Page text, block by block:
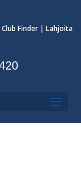
Finder | Lahjoita